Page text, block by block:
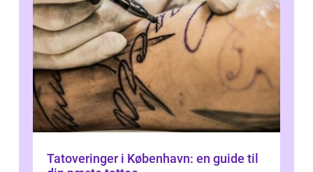
Tatoveringer i København: en guide til